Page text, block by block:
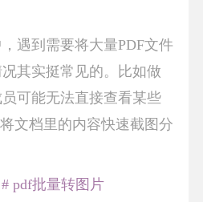
遇到需要将大量PDF文件
其实挺常见的。比如做
可能无法直接查看某些
文档里的内容快速截图分
# pdf批量转图片